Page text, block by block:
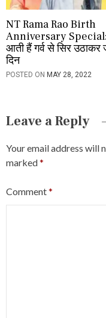
NT Rama Rao Birth
Anniversary Special:
आती हैं गर्व से सिर उठाकर
दिन
POSTED ON MAY 28, 2022
Leave a Reply
Your email address will
marked*
Comment*